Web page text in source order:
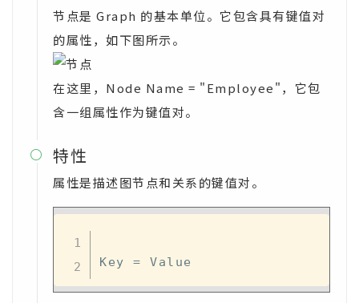
节点是 Graph 的基本单位。它包含具有键值对
的属性，如下图所示。
在这里，Node Name = "Employee"，它包
含一组属性作为键值对。
 特性
属性是描述图节点和关系的键值对。
Key =